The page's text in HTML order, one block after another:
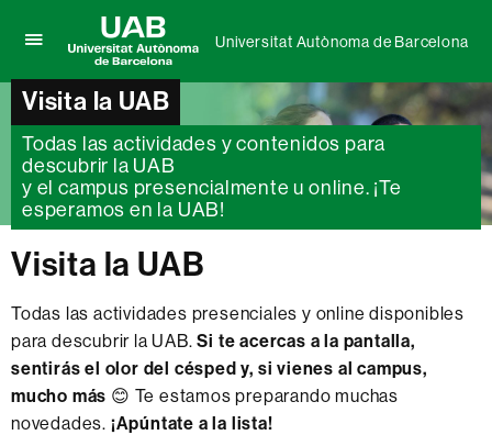
aquí
para
desplegar
el
menú
de
Universitat
Autònoma
de
Barcelona
UAB
Universitat
Autònoma
de
Barcelona
Universitat Autònoma de Barcelona
Visita la UAB
Todas las actividades y contenidos para
descubrir la UAB
y el campus presencialmente u online. ¡Te
esperamos en la UAB!
Visita la UAB
Todas las actividades presenciales y online disponibles
para descubrir la UAB.Si te acercas a la pantalla,
sentirás el olor del césped y, si vienes al campus,
mucho más 😊 Te estamos preparando muchas
novedades. ¡Apúntate a la lista!